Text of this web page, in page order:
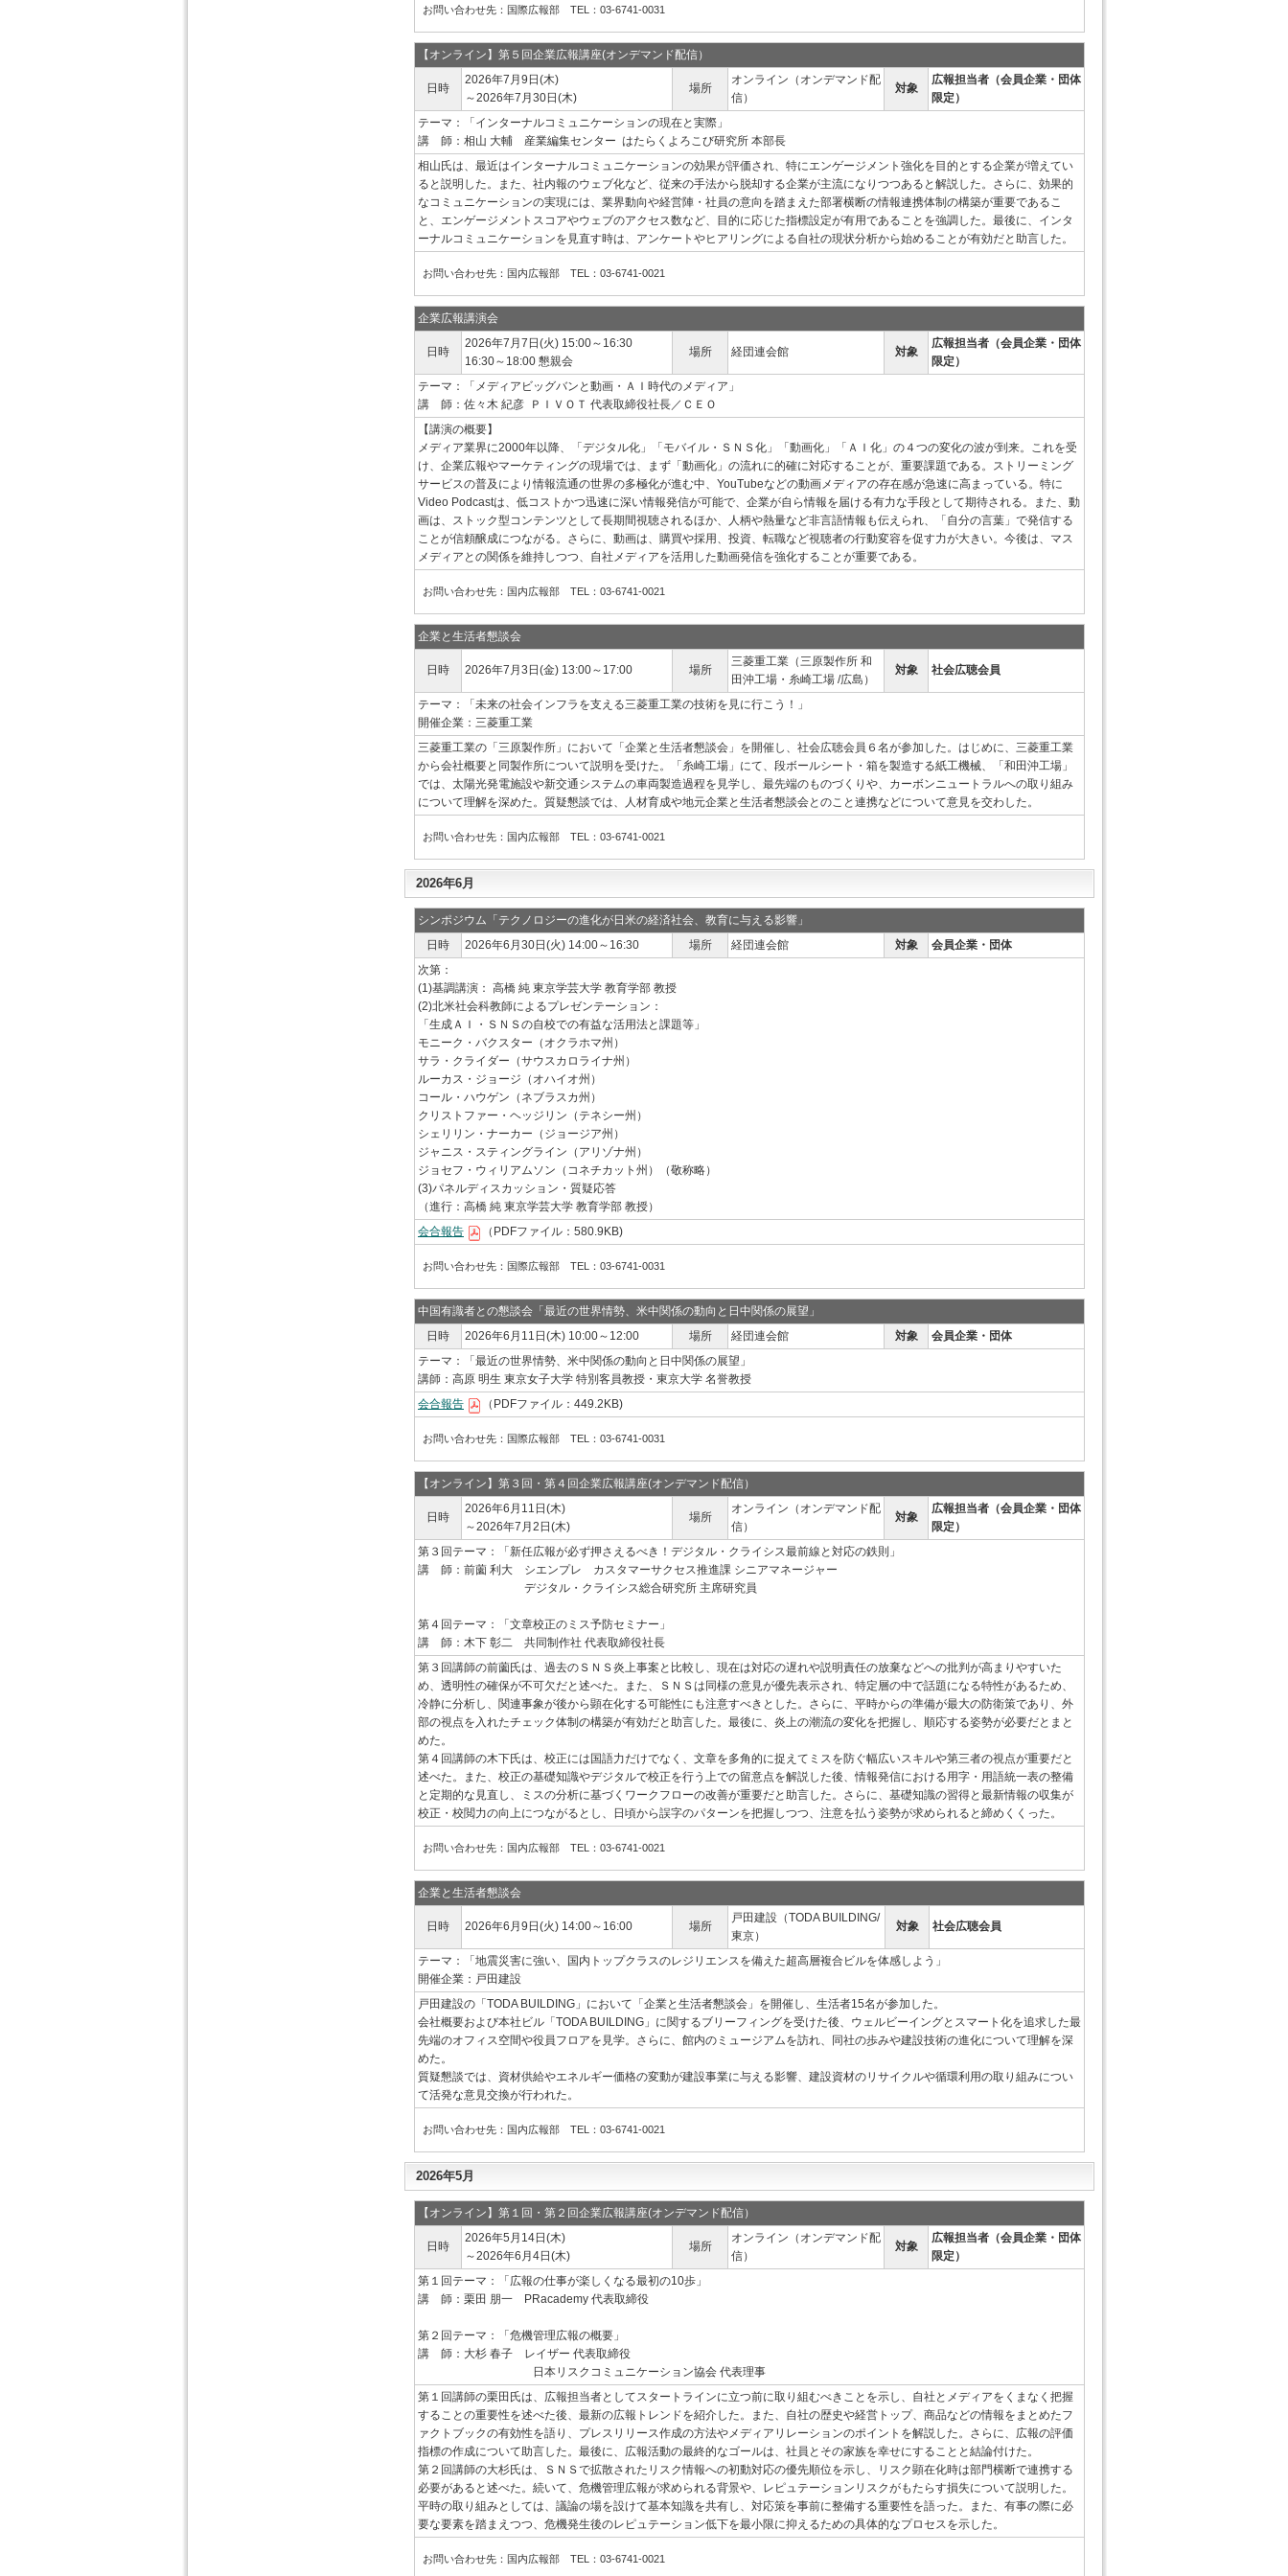
お問い合わせ先：国際広報部 TEL：03-6741-0031
【オンライン】第５回企業広報講座(オンデマンド配信）
日時
2026年7月9日(木)
～2026年7月30日(木)
場所
オンライン（オンデマンド配
信）
対象
広報担当者（会員企業・団体
限定）
テーマ：「インターナルコミュニケーションの現在と実際」
講 師：相山 大輔 産業編集センター はたらくよろこび研究所 本部長
相山氏は、最近はインターナルコミュニケーションの効果が評価され、特にエンゲージメント強化を目的とする企業が増えてい
ると説明した。また、社内報のウェブ化など、従来の手法から脱却する企業が主流になりつつあると解説した。さらに、効果的
なコミュニケーションの実現には、業界動向や経営陣・社員の意向を踏まえた部署横断の情報連携体制の構築が重要であるこ
と、エンゲージメントスコアやウェブのアクセス数など、目的に応じた指標設定が有用であることを強調した。最後に、インタ
ーナルコミュニケーションを見直す時は、アンケートやヒアリングによる自社の現状分析から始めることが有効だと助言した。
お問い合わせ先：国内広報部 TEL：03-6741-0021
企業広報講演会
日時
2026年7月7日(火) 15:00～16:30
16:30～18:00 懇親会
場所 経団連会館 対象
広報担当者（会員企業・団体
限定）
テーマ：「メディアビッグバンと動画・ＡＩ時代のメディア」
講 師：佐々木 紀彦 ＰＩＶＯＴ 代表取締役社長／ＣＥＯ
【講演の概要】
メディア業界に2000年以降、「デジタル化」「モバイル・ＳＮＳ化」「動画化」「ＡＩ化」の４つの変化の波が到来。これを受
け、企業広報やマーケティングの現場では、まず「動画化」の流れに的確に対応することが、重要課題である。ストリーミング
サービスの普及により情報流通の世界の多極化が進む中、YouTubeなどの動画メディアの存在感が急速に高まっている。特に
Video Podcastは、低コストかつ迅速に深い情報発信が可能で、企業が自ら情報を届ける有力な手段として期待される。また、動
画は、ストック型コンテンツとして長期間視聴されるほか、人柄や熱量など非言語情報も伝えられ、「自分の言葉」で発信する
ことが信頼醸成につながる。さらに、動画は、購買や採用、投資、転職など視聴者の行動変容を促す力が大きい。今後は、マス
メディアとの関係を維持しつつ、自社メディアを活用した動画発信を強化することが重要である。
お問い合わせ先：国内広報部 TEL：03-6741-0021
企業と生活者懇談会
日時 2026年7月3日(金) 13:00～17:00 場所
三菱重工業（三原製作所 和
田沖工場・糸崎工場 /広島）
対象 社会広聴会員
テーマ：「未来の社会インフラを支える三菱重工業の技術を見に行こう！」
開催企業：三菱重工業
三菱重工業の「三原製作所」において「企業と生活者懇談会」を開催し、社会広聴会員６名が参加した。はじめに、三菱重工業
から会社概要と同製作所について説明を受けた。「糸崎工場」にて、段ボールシート・箱を製造する紙工機械、「和田沖工場」
では、太陽光発電施設や新交通システムの車両製造過程を見学し、最先端のものづくりや、カーボンニュートラルへの取り組み
について理解を深めた。質疑懇談では、人材育成や地元企業と生活者懇談会とのこと連携などについて意見を交わした。
お問い合わせ先：国内広報部 TEL：03-6741-0021
2026年6月
シンポジウム「テクノロジーの進化が日米の経済社会、教育に与える影響」
日時
2026年6月30日(火) 14:00～16:30 場所 経団連会館 対象
会員企業・団体
次第：
(1)基調講演： 高橋 純 東京学芸大学 教育学部 教授
(2)北米社会科教師によるプレゼンテーション：
「生成ＡＩ・ＳＮＳの自校での有益な活用法と課題等」
モニーク・バクスター（オクラホマ州）
サラ・クライダー（サウスカロライナ州）
ルーカス・ジョージ（オハイオ州）
コール・ハウゲン（ネブラスカ州）
クリストファー・ヘッジリン（テネシー州）
シェリリン・ナーカー（ジョージア州）
ジャニス・スティングライン（アリゾナ州）
ジョセフ・ウィリアムソン（コネチカット州）（敬称略）
(3)パネルディスカッション・質疑応答
（進行：高橋 純 東京学芸大学 教育学部 教授）
会合報告
（PDFファイル：580.9KB)
お問い合わせ先：国際広報部 TEL：03-6741-0031
中国有識者との懇談会「最近の世界情勢、米中関係の動向と日中関係の展望」
日時
2026年6月11日(木) 10:00～12:00 場所 経団連会館 対象
会員企業・団体
テーマ：「最近の世界情勢、米中関係の動向と日中関係の展望」
講師：高原 明生 東京女子大学 特別客員教授・東京大学 名誉教授
会合報告
（PDFファイル：449.2KB)
お問い合わせ先：国際広報部 TEL：03-6741-0031
【オンライン】第３回・第４回企業広報講座(オンデマンド配信）
日時
2026年6月11日(木)
～2026年7月2日(木)
場所
オンライン（オンデマンド配
信）
対象
広報担当者（会員企業・団体
限定）
第３回テーマ：「新任広報が必ず押さえるべき！デジタル・クライシス最前線と対応の鉄則」
講 師：前薗 利大 シエンプレ カスタマーサクセス推進課 シニアマネージャー
デジタル・クライシス総合研究所 主席研究員
第４回テーマ：「文章校正のミス予防セミナー」
講 師：木下 彰二 共同制作社 代表取締役社長
第３回講師の前薗氏は、過去のＳＮＳ炎上事案と比較し、現在は対応の遅れや説明責任の放棄などへの批判が高まりやすいた
め、透明性の確保が不可欠だと述べた。また、ＳＮＳは同様の意見が優先表示され、特定層の中で話題になる特性があるため、
冷静に分析し、関連事象が後から顕在化する可能性にも注意すべきとした。さらに、平時からの準備が最大の防衛策であり、外
部の視点を入れたチェック体制の構築が有効だと助言した。最後に、炎上の潮流の変化を把握し、順応する姿勢が必要だとまと
めた。
第４回講師の木下氏は、校正には国語力だけでなく、文章を多角的に捉えてミスを防ぐ幅広いスキルや第三者の視点が重要だと
述べた。また、校正の基礎知識やデジタルで校正を行う上での留意点を解説した後、情報発信における用字・用語統一表の整備
と定期的な見直し、ミスの分析に基づくワークフローの改善が重要だと助言した。さらに、基礎知識の習得と最新情報の収集が
校正・校閲力の向上につながるとし、日頃から誤字のパターンを把握しつつ、注意を払う姿勢が求められると締めくくった。
お問い合わせ先：国内広報部 TEL：03-6741-0021
企業と生活者懇談会
日時 2026年6月9日(火) 14:00～16:00 場所
戸田建設（TODA BUILDING/
東京）
対象 社会広聴会員
テーマ：「地震災害に強い、国内トップクラスのレジリエンスを備えた超高層複合ビルを体感しよう」
開催企業：戸田建設
戸田建設の「TODA BUILDING」において「企業と生活者懇談会」を開催し、生活者15名が参加した。
会社概要および本社ビル「TODA BUILDING」に関するブリーフィングを受けた後、ウェルビーイングとスマート化を追求した最
先端のオフィス空間や役員フロアを見学。さらに、館内のミュージアムを訪れ、同社の歩みや建設技術の進化について理解を深
めた。
質疑懇談では、資材供給やエネルギー価格の変動が建設事業に与える影響、建設資材のリサイクルや循環利用の取り組みについ
て活発な意見交換が行われた。
お問い合わせ先：国内広報部 TEL：03-6741-0021
2026年5月
【オンライン】第１回・第２回企業広報講座(オンデマンド配信）
日時
2026年5月14日(木)
～2026年6月4日(木)
場所
オンライン（オンデマンド配
信）
対象
広報担当者（会員企業・団体
限定）
第１回テーマ：「広報の仕事が楽しくなる最初の10歩」
講 師：栗田 朋一 PRacademy 代表取締役
第２回テーマ：「危機管理広報の概要」
講 師：大杉 春子 レイザー 代表取締役
日本リスクコミュニケーション協会 代表理事
第１回講師の栗田氏は、広報担当者としてスタートラインに立つ前に取り組むべきことを示し、自社とメディアをくまなく把握
することの重要性を述べた後、最新の広報トレンドを紹介した。また、自社の歴史や経営トップ、商品などの情報をまとめたフ
ァクトブックの有効性を語り、プレスリリース作成の方法やメディアリレーションのポイントを解説した。さらに、広報の評価
指標の作成について助言した。最後に、広報活動の最終的なゴールは、社員とその家族を幸せにすることと結論付けた。
第２回講師の大杉氏は、ＳＮＳで拡散されたリスク情報への初動対応の優先順位を示し、リスク顕在化時は部門横断で連携する
必要があると述べた。続いて、危機管理広報が求められる背景や、レピュテーションリスクがもたらす損失について説明した。
平時の取り組みとしては、議論の場を設けて基本知識を共有し、対応策を事前に整備する重要性を語った。また、有事の際に必
要な要素を踏まえつつ、危機発生後のレピュテーション低下を最小限に抑えるための具体的なプロセスを示した。
お問い合わせ先：国内広報部 TEL：03-6741-0021